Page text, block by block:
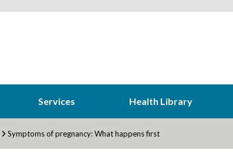
Services Health Library
Symptoms of pregnancy: What happens first